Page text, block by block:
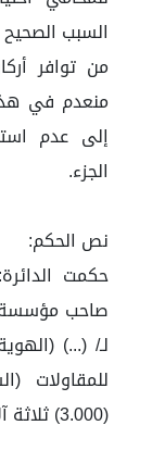
السبب
من توافر
منعدم في
إلى عدم
الجزء.
نص الحكم:
حكمت
صاحب مؤسسة
لـ/ (...)
للمقاولات
(3.000) ثلاثة آلاف ريال، والله الموفق.